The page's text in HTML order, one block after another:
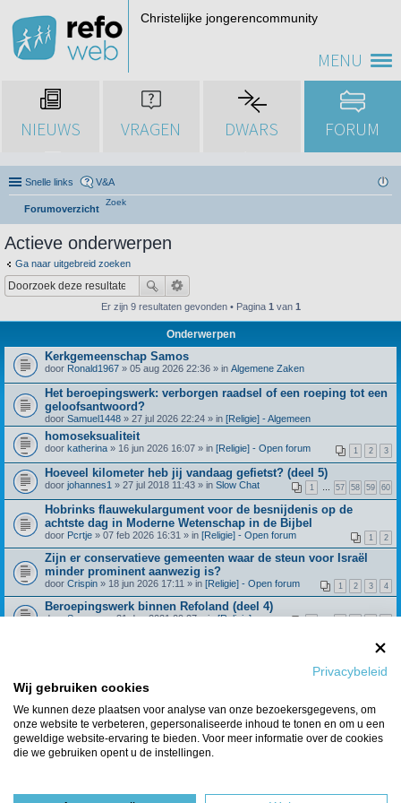
MENU
Christelijke jongerencommunity
NIEUWS VRAGEN DWARS FORUM
Snelle links V&A
Forumoverzicht
Zoek
Actieve onderwerpen
Ga naar uitgebreid zoeken
Er zijn 9 resultaten gevonden • Pagina 1 van 1
Onderwerpen
Kerkgemeenschap Samos
door Ronald1967 » 05 aug 2026 22:36 » in Algemene Zaken
Het beroepingswerk: verborgen raadsel of een roeping tot een
geloofsantwoord?
door Samuel1448 » 27 jul 2026 22:24 » in [Religie] - Algemeen
homoseksualiteit
1 2 3
door katherina » 16 jun 2026 16:07 » in [Religie] - Open forum
Hoeveel kilometer heb jij vandaag gefietst? (deel 5)
1 57 58 59 60
door johannes1 » 27 jul 2018 11:43 » in Slow Chat
Hobrinks flauwekulargument voor de besnijdenis op de
achtste dag in Moderne Wetenschap in de Bijbel
1 2
door Pcrtje » 07 feb 2026 16:31 » in [Religie] - Open forum
Zijn er conservatieve gemeenten waar de steun voor Israël
minder prominent aanwezig is?
1 2 3 4
door Crispin » 18 jun 2026 17:11 » in [Religie] - Open forum
Beroepingswerk binnen Refoland (deel 4)
doorSpreeuw» 31 dec 2021 09:27 » in[Religie] -
Klimmers/hikers gezocht!
Berichten van vorige weergeven
Ga naar
Privacybeleid
Wij gebruiken cookies
We kunnen deze plaatsen voor analyse van onze bezoekersgegevens, om
onze website te verbeteren, gepersonaliseerde inhoud te tonen en om u een
geweldige website-ervaring te bieden. Voor meer informatie over de cookies
die we gebruiken opent u de instellingen.